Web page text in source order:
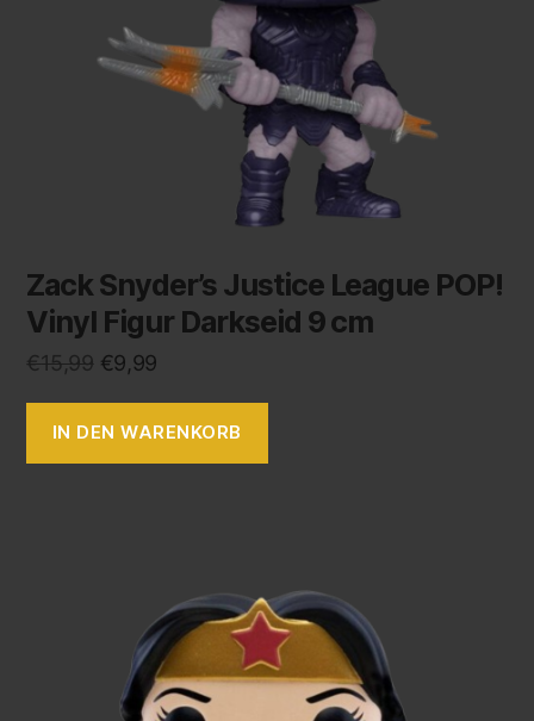
Zack Snyder’s Justice League POP!
Vinyl Figur Darkseid 9 cm
€15,99 €9,99
IN DEN WARENKORB